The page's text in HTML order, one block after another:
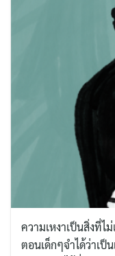
ความเหงาเป็นสิ่งที่ไ
ตอนเด็กๆจำได้ว่าเ